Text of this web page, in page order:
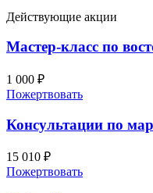
Действующие акции
Мастер-класс по
1 000 ₽
Пожертвовать
Консультации по
15 010 ₽
Пожертвовать